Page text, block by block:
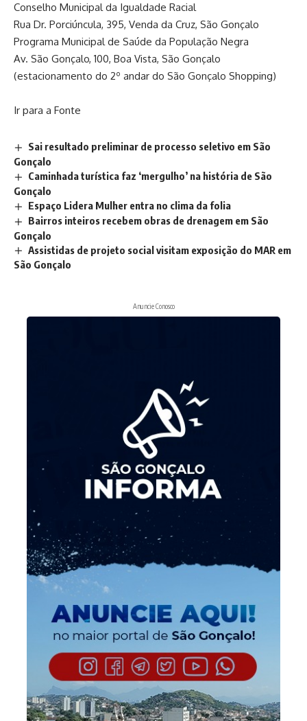
Conselho Municipal da Igualdade Racial
Rua Dr. Porciúncula, 395, Venda da Cruz, São Gonçalo
Programa Municipal de Saúde da População Negra
Av. São Gonçalo, 100, Boa Vista, São Gonçalo
(estacionamento do 2º andar do São Gonçalo Shopping)
Ir para a Fonte
Sai resultado preliminar de processo seletivo em São
Gonçalo
Caminhada turística faz ‘mergulho’ na história de São
Gonçalo
Espaço Lidera Mulher entra no clima da folia
Bairros inteiros recebem obras de drenagem em São
Gonçalo
Assistidas de projeto social visitam exposição do MAR em
São Gonçalo
Anuncie Conosco